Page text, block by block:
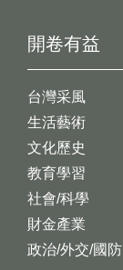
開卷有益
台灣采風
生活藝術
文化歷史
教育學習
社會/科學
財金產業
政治/外交/國防